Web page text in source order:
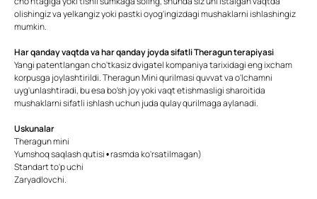
olishingiz va yelkangiz yoki pastki oyog'ingizdagi mushaklarni ishlashingiz
mumkin.
Har qanday vaqtda va har qanday joyda sifatli Theragun terapiyasi
Yangi patentlangan cho'tkasiz dvigatel kompaniya tarixidagi eng ixcham
korpusga joylashtirildi. Theragun Mini qurilmasi quvvat va o'lchamni
uyg'unlashtiradi, bu esa bo'sh joy yoki vaqt etishmasligi sharoitida
mushaklarni sifatli ishlash uchun juda qulay qurilmaga aylanadi.
Uskunalar
Theragun mini
Yumshoq saqlash qutisi • rasmda ko'rsatilmagan)
Standart to'p uchi
Zaryadlovchi.